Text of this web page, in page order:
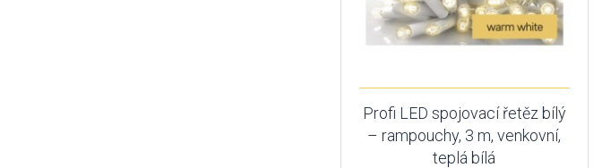
Profi LED spojovací řetěz bílý
– rampouchy, 3 m, venkovní,
teplá bílá